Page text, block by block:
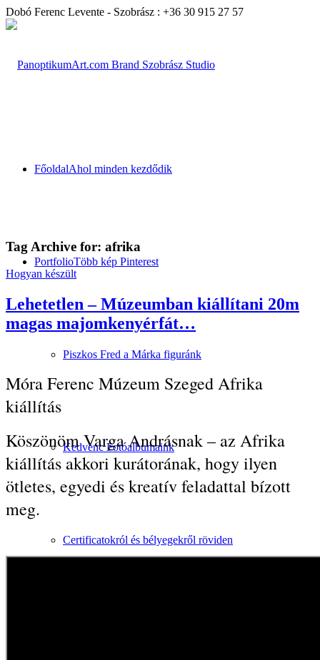
Dobó Ferenc Levente - Szobrász : +36 30 915 27 57
FőoldalAhol minden kezdődik
PortfolioTöbb kép Pinterest
Piszkos Fred a Márka figuránk
Kedvenc Fotóalbumaink
Certificatokról és bélyegekről röviden
Tag Archive for: afrika
Hogyan készült
Lehetetlen – Múzeumban kiállítani 20m
magas majomkenyérfát…
Móra Ferenc Múzeum Szeged Afrika
kiállítás
Köszönöm Varga Andrásnak – az Afrika
kiállítás akkori kurátorának, hogy ilyen
ötletes, egyedi és kreatív feladattal bízott
meg.